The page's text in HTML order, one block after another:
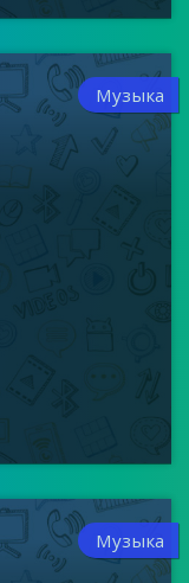
Музыка
Музыка